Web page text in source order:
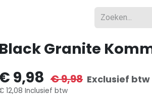
Black Granite
9,98 €9,98 Exclusief btw
12,08 Inclusief btw